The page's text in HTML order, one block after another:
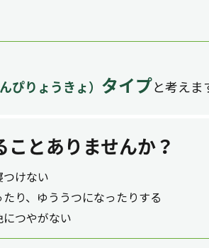
んぴりょうきょ） タイプと考えま
ことありませんか？
けない
り、ゆううつになったりする
つやがない